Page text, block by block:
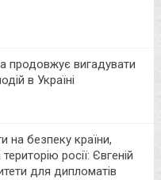
продовжує вигадувати
в Україні
на безпеку країни,
росії: Євгеній
для дипломатів